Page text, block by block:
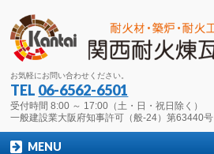
お気軽にお問い合わせください。
TEL 06-6562-6501
受付時間 8:00 ～ 17:00（土・日・祝日除く）
一般建設業大阪府知事許可（般-24）第63440号
MENU